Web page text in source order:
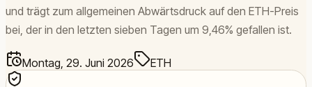
und trägt zum allgemeinen Abwärtsdruck auf den ETH-Preis
bei, der in den letzten sieben Tagen um 9,46% gefallen ist.
Montag, 29. Juni 2026 ETH